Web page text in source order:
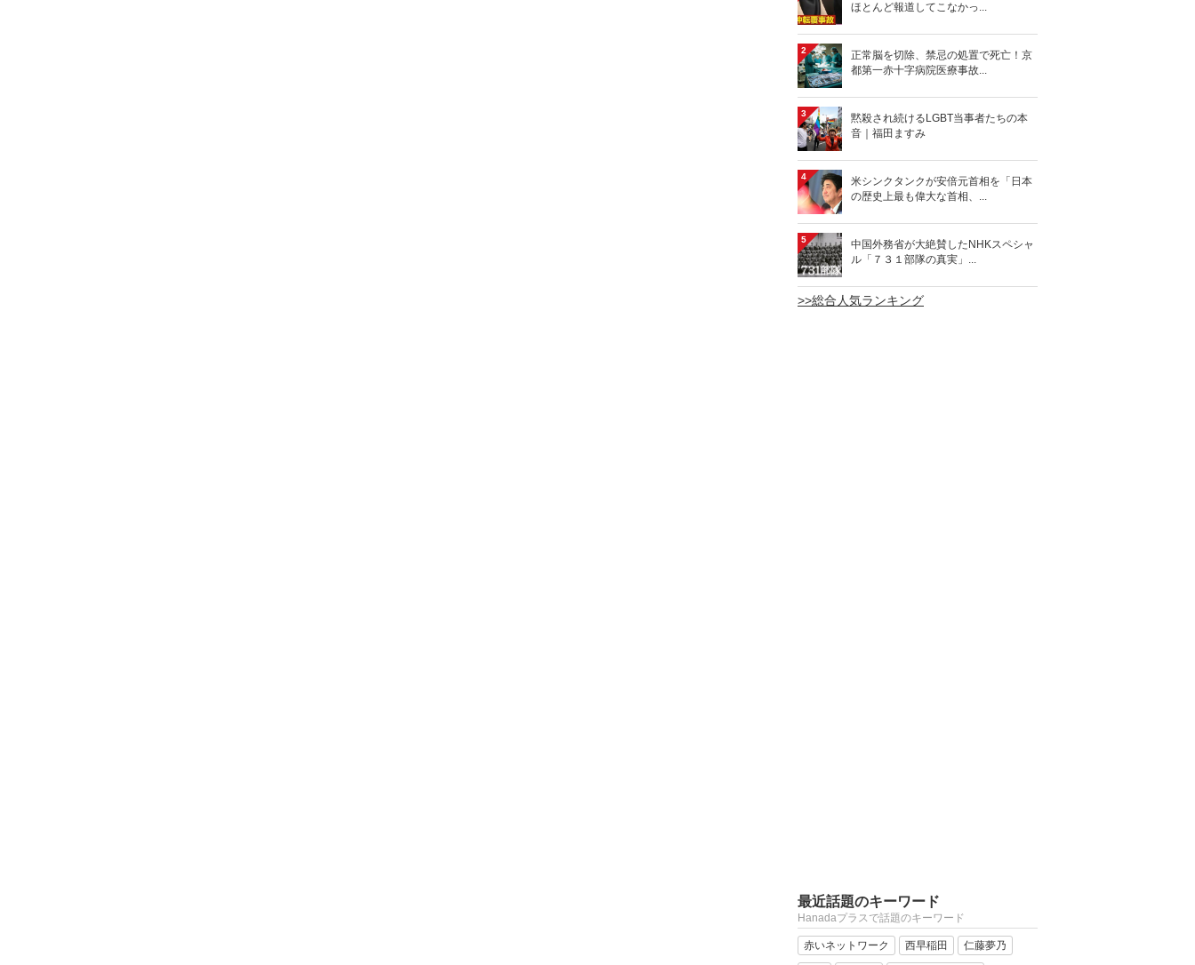
ほとんど報道してこなかっ...
2
正常脳を切除、禁忌の処置で死亡！京
都第一赤十字病院医療事故...
3
黙殺され続けるLGBT当事者たちの本
音｜福田ますみ
4
米シンクタンクが安倍元首相を「日本
の歴史上最も偉大な首相、...
5
中国外務省が大絶賛したNHKスペシャ
ル「７３１部隊の真実」...
>>総合人気ランキング
最近話題のキーワード
Hanadaプラスで話題のキーワード
赤いネットワーク 西早稲田 仁藤夢乃